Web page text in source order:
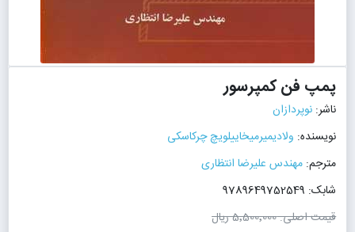
پمپ فن کمپرسور
ناشر: نوپردازان
نویسنده: ولادیمیرمیخاییلویچ چرکاسکی
مترجم: مهندس علیرضا انتظاری
شابک: 9789649752549
قیمت اصلی:5٬500٬000 ریال